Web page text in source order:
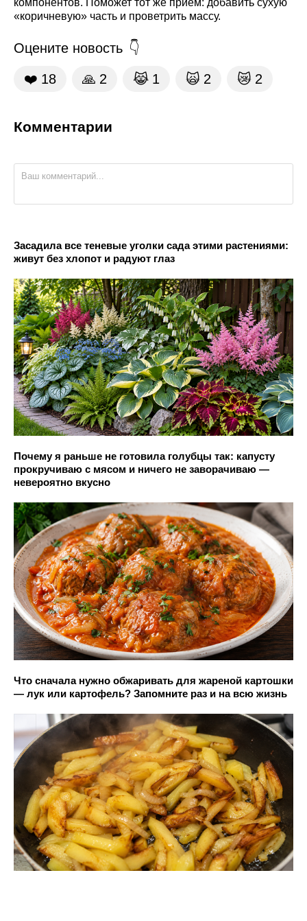
«коричневую» часть и проветрить массу.
Оцените новость
❤️ 18 🙏 2 😹 1 🙀 2 😿 2
Комментарии
Засадила все теневые уголки сада этими растениями:
живут без хлопот и радуют глаз
Почему я раньше не готовила голубцы так: капусту
прокручиваю с мясом и ничего не заворачиваю —
невероятно вкусно
Что сначала нужно обжаривать для жареной картошки
— лук или картофель? Запомните раз и на всю жизнь